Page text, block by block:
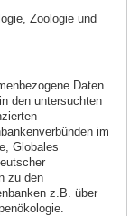
Zoologie und
Daten
den untersuchten
im
Globales
zu den
z.B. über